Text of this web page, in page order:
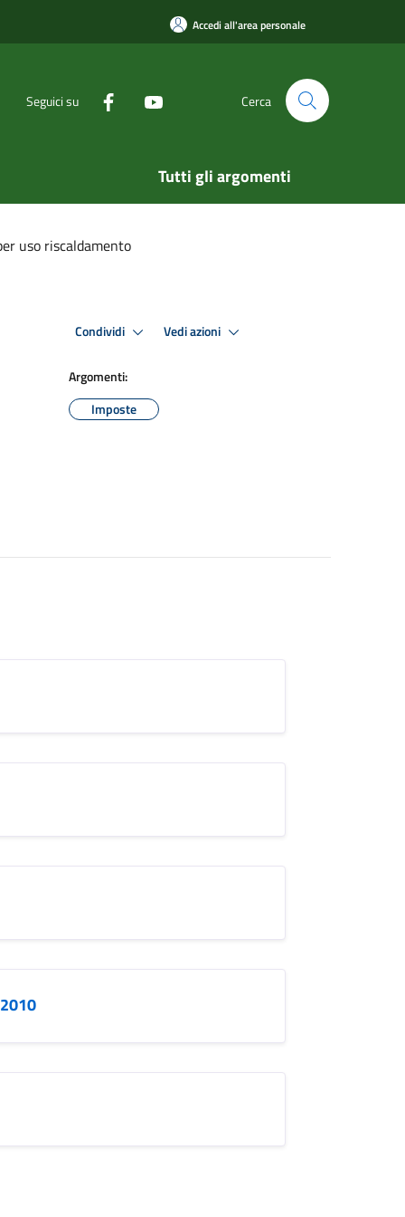
Accedi all'area personale
Seguici su Cerca
Tutti gli argomenti
uso riscaldamento
Condividi Vedi azioni
Argomenti:
Imposte